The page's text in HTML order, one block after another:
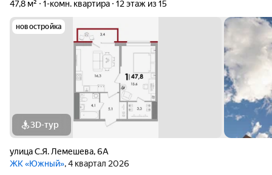
47,8 м²
1-комн. квартира 12 этаж из 15
новостройка
3D-тур
улица С.Я. Лемешева,6А
ЖК «Южный», 4 квартал 2026